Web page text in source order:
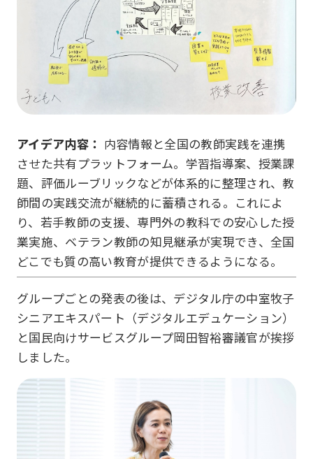
アイデア内容： 内容情報と全国の教師実践を連携
させた共有プラットフォーム。学習指導案、授業課
題、評価ルーブリックなどが体系的に整理され、教
師間の実践交流が継続的に蓄積される。これによ
り、若手教師の支援、専門外の教科での安心した授
業実施、ベテラン教師の知見継承が実現でき、全国
どこでも質の高い教育が提供できるようになる。
グループごとの発表の後は、デジタル庁の中室牧子
シニアエキスパート（デジタルエデュケーション）
と国民向けサービスグループ岡田智裕審議官が挨拶
しました。